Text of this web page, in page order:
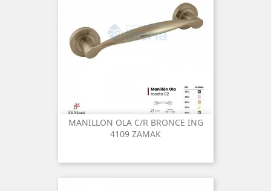
MANILLON OLA C/R BRONCE ING
4109 ZAMAK